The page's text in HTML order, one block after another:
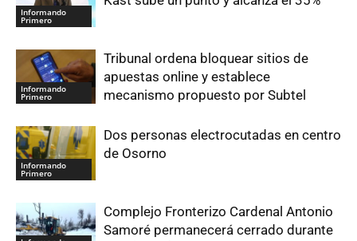
Informando
Primero
Informando
Primero
Tribunal ordena bloquear sitios de
apuestas online y establece
mecanismo propuesto por Subtel
Informando
Primero
Dos personas electrocutadas en centro
de Osorno
Complejo Fronterizo Cardenal Antonio
Samoré permanecerá cerrado durante